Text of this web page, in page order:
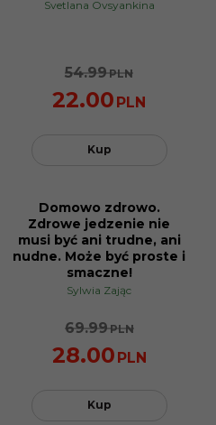
Svetlana Ovsyankina
54.99PLN
22.00 PLN
Kup
PROMOCJA
Domowo zdrowo.
Zdrowe jedzenie nie
musi być ani trudne, ani
nudne. Może być proste i
smaczne!
Sylwia Zając
69.99PLN
28.00 PLN
Kup